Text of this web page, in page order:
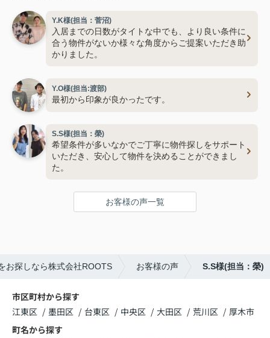
Y.K様(担当：菅沼)
入居までの日数がタイトな中でも、より良い条件に
合う物件がないか様々な角度からご提案いただき助
かりました。
Y.O様(担当:渡部)
最初から印象が良かったです。
S.S様(担当：榮)
希望条件が多いなかでご丁寧に物件探しをサポート
いただき、安心して物件を決めることができまし
た。
お客様の声一覧
お探しなら株式会社ROOTS お客様の声 S.S様(担当：榮)
市区町村から探す
江東区
墨田区 台東区 中央区 大田区 荒川区
厚木市
町名から探す